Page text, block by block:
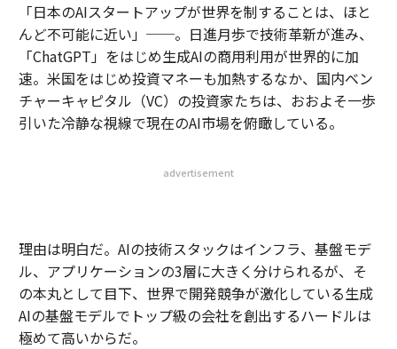
「日本のAIスタートアップが世界を制することは、ほと
んど不可能に近い」──。日進月歩で技術革新が進み、
「ChatGPT」をはじめ生成AIの商用利用が世界的に加
速。米国をはじめ投資マネーも加熱するなか、国内ベン
チャーキャピタル（VC）の投資家たちは、おおよそ一歩
引いた冷静な視線で現在のAI市場を俯瞰している。
advertisement
理由は明白だ。AIの技術スタックはインフラ、基盤モデ
ル、アプリケーションの3層に大きく分けられるが、そ
の本丸として目下、世界で開発競争が激化している生成
AIの基盤モデルでトップ級の会社を創出するハードルは
極めて高いからだ。